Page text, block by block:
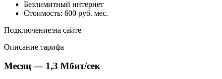
Безлимитный интернет
Стоимость: 600 руб. мес.
Подключение:на сайте
Описание тарифа
Месяц — 1,3 Мбит/сек